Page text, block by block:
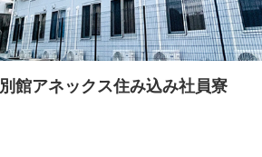
別館アネックス住み込み社員寮